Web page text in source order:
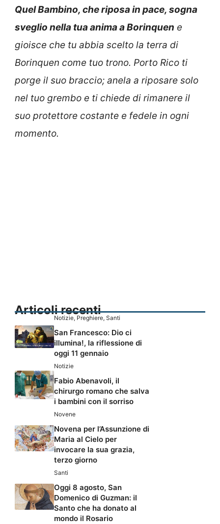
Quel Bambino, che riposa in pace, sogna
sveglio nella tua anima a Borinquen e
gioisce che tu abbia scelto la terra di
Borinquen come tuo trono. Porto Rico ti
porge il suo braccio; anela a riposare solo
nel tuo grembo e ti chiede di rimanere il
suo protettore costante e fedele in ogni
momento.
Articoli recenti
Notizie, Preghiere, Santi
San Francesco: Dio ci
illumina!, la riflessione di
oggi 11 gennaio
Notizie
Fabio Abenavoli, il
chirurgo romano che salva
i bambini con il sorriso
Novene
Novena per l’Assunzione di
Maria al Cielo per
invocare la sua grazia,
terzo giorno
Santi
Oggi 8 agosto, San
Domenico di Guzman: il
Santo che ha donato al
mondo il Rosario